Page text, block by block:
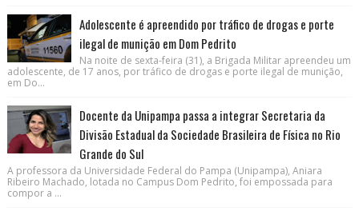
Adolescente é apreendido por tráfico de drogas e porte
ilegal de munição em Dom Pedrito
Na noite de sexta-feira (31), a Brigada Militar apreendeu um
adolescente, de 17 anos, por tráfico de drogas e porte ilegal de munição,
em Do...
Docente da Unipampa passa a integrar Secretaria da
Divisão Estadual da Sociedade Brasileira de Física no Rio
Grande do Sul
A professora da Universidade Federal do Pampa (Unipampa), Aniara
Ribeiro Machado, lotada no Campus Dom Pedrito, foi empossada para
compor a ...